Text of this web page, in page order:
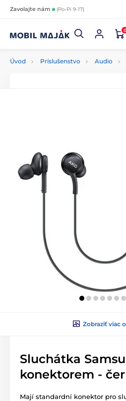
Zavolajte nám (Po-Pi 9-17)
0
Úvod Príslušenstvo Audio
Zobraziť viac
Sluchátka
konektorem -
Mají standardní konektor pro